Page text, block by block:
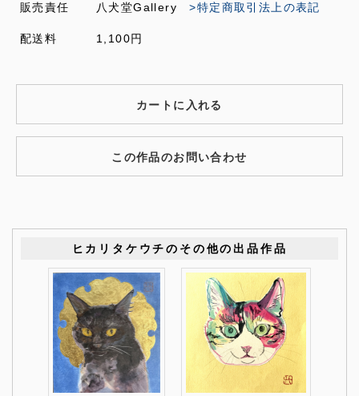
販売責任 八犬堂Gallery>特定商取引法上の表記
配送料 1,100円
カートに入れる
この作品のお問い合わせ
ヒカリタケウチのその他の出品作品